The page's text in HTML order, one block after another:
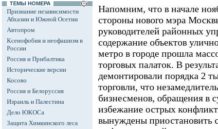
ТЕМЫ НОМЕРА
Признание независимости
Абхазии и Южной Осетии
Автопром
Ксенофобия и неофашизм в
России
Россия и Прибалтика
Исторические версии
Косово
Россия и Белоруссия
Израиль и Палестина
Дело ЮКОСа
Защита Химкинского леса
Напомним, что в начале
стороны нового мэра
руководителей районных
содержание объектов
метро в городе прошла
торговых палаток. В
демонтировали порядка 2
торговли, что
бизнесменов, обращения в
избежание острых
вынуждены приостановить